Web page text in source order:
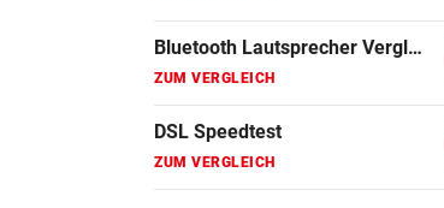
Gaming Laptop Vergleich
Grafikkarten Vergleich